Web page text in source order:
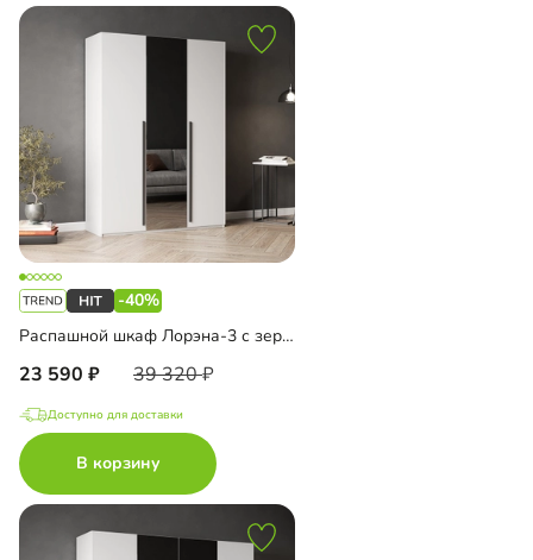
-40%
Распашной шкаф Лорэна-3 с зеркалом
23 590 39 320
Доступно для доставки
В корзину